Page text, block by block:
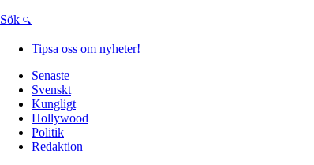
Sök
Tipsa oss om nyheter!
Senaste
Svenskt
Kungligt
Hollywood
Politik
Redaktion